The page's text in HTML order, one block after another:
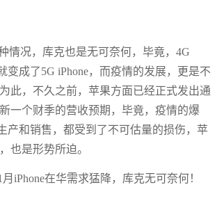
情况，库克也是无可奈何，毕竟，4G
变成了5G iPhone，而疫情的发展，更是不
此，不久之前，苹果方面已经正式发出通
一个财季的营收预期，毕竟，疫情的爆
产和销售，都受到了不可估量的损伤，苹
也是形势所迫。